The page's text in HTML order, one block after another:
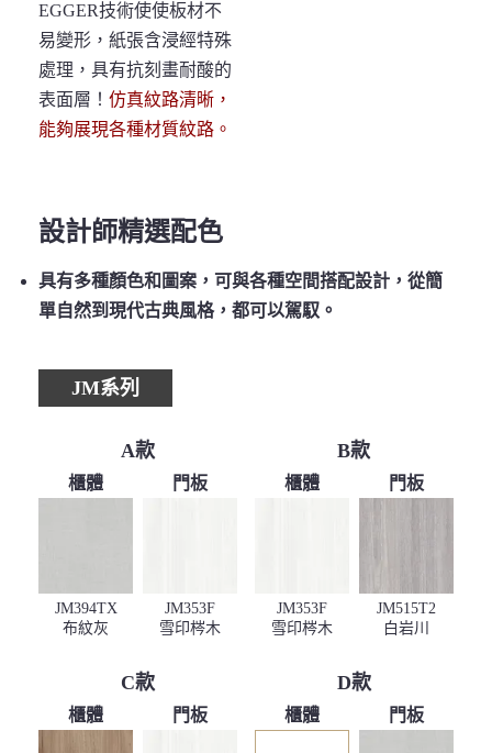
EGGER技術使使板材不
易變形，紙張含浸經特殊
處理，具有抗刻畫耐酸的
表面層！ 仿真紋路清晰，
能夠展現各種材質紋路。
設計師精選配色
具有多種顏色和圖案，可與各種空間搭配設計，從簡
單自然到現代古典風格，都可以駕馭。
JM系列
A款
櫃體
JM394TX
布紋灰
門板
JM353F
雪印梣木
B款
櫃體
JM353F
雪印梣木
門板
JM515T2
白岩川
C款
櫃體 門板
D款
櫃體 門板